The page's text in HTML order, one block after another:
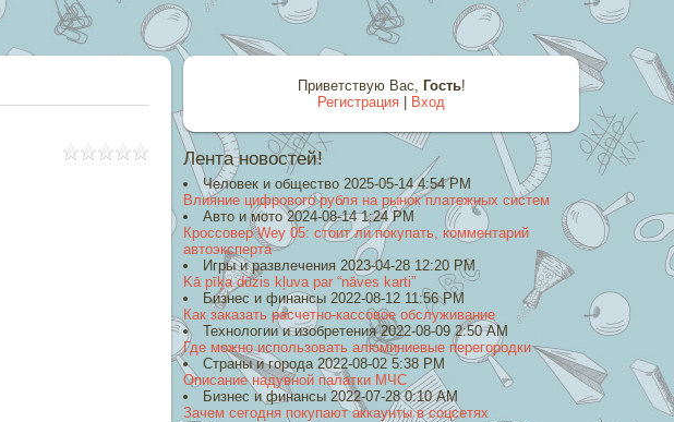
Приветствую Вас, Гость!
Регистрация
Вход
Лента новостей!
Человек и общество 2025-05-14 4:54 PM
Влияние цифрового рубля на рынок платежных систем
Авто и мото 2024-08-14 1:24 PM
Кроссовер Wey 05: стоит ли покупать, комментарий
автоэксперта
Игры и развлечения 2023-04-28 12:20 PM
Kā pīķa dūzis kļuva par “nāves karti”
Бизнес и финансы 2022-08-12 11:56 PM
Как заказать расчетно-кассовое обслуживание
Технологии и изобретения 2022-08-09 2:50 AM
Где можно использовать алюминиевые перегородки
Страны и города 2022-08-02 5:38 PM
Описание надувной палатки МЧС
Бизнес и финансы 2022-07-28 0:10 AM
Зачем сегодня покупают аккаунты в соцсетях